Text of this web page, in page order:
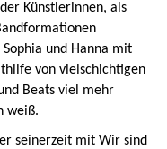
Künstlerinnen, als
und Hanna mit
von vielschichtigen
Beats viel mehr
weiß.
seinerzeit mit Wir sind